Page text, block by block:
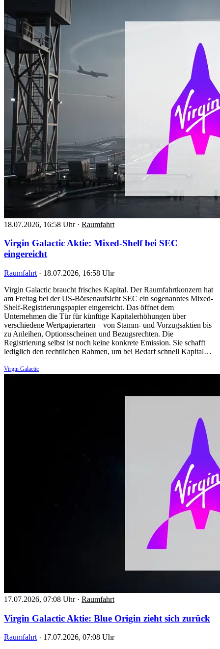
18.07.2026, 16:58 Uhr · Raumfahrt
Virgin Galactic Aktie: Mixed-Shelf bei SEC
eingereicht
Raumfahrt · 18.07.2026, 16:58 Uhr
Virgin Galactic braucht frisches Kapital. Der Raumfahrtkonzern hat
am Freitag bei der US-Börsenaufsicht SEC ein sogenanntes Mixed-
Shelf-Registrierungspapier eingereicht. Das öffnet dem
Unternehmen die Tür für künftige Kapitalerhöhungen über
verschiedene Wertpapierarten – von Stamm- und Vorzugsaktien bis
zu Anleihen, Optionsscheinen und Bezugsrechten. Die
Registrierung selbst ist noch keine konkrete Emission. Sie schafft
lediglich den rechtlichen Rahmen, um bei Bedarf schnell Kapital…
Virgin Galactic
17.07.2026, 07:08 Uhr · Raumfahrt
Virgin Galactic Aktie: Blue Origin zieht sich zurück
Raumfahrt · 17.07.2026, 07:08 Uhr